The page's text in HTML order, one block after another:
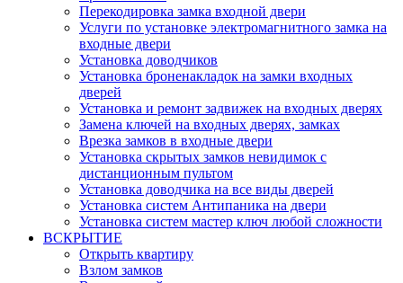
Перекодировка замка входной двери
Услуги по установке электромагнитного замка на
входные двери
Установка доводчиков
Установка броненакладок на замки входных
дверей
Установка и ремонт задвижек на входных дверях
Замена ключей на входных дверях, замках
Врезка замков в входные двери
Установка скрытых замков невидимок с
дистанционным пультом
Установка доводчика на все виды дверей
Установка систем Антипаника на двери
Установка систем мастер ключ любой сложности
ВСКРЫТИЕ
Открыть квартиру
Взлом замков